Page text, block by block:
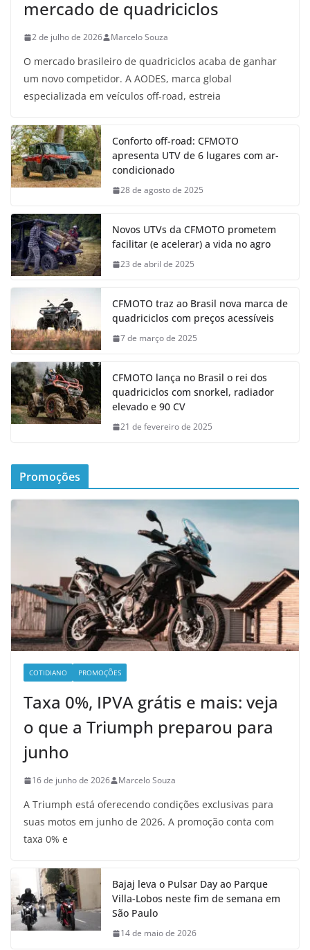
mercado de quadriciclos
2 de julho de 2026 Marcelo Souza
O mercado brasileiro de quadriciclos acaba de ganhar
um novo competidor. A AODES, marca global
especializada em veículos off-road, estreia
Conforto off-road: CFMOTO
apresenta UTV de 6 lugares com ar-
condicionado
28 de agosto de 2025
Novos UTVs da CFMOTO prometem
facilitar (e acelerar) a vida no agro
23 de abril de 2025
CFMOTO traz ao Brasil nova marca de
quadriciclos com preços acessíveis
7 de março de 2025
CFMOTO lança no Brasil o rei dos
quadriciclos com snorkel, radiador
elevado e 90 CV
21 de fevereiro de 2025
Promoções
COTIDIANO PROMOÇÕES
Taxa 0%, IPVA grátis e mais: veja
o que a Triumph preparou para
junho
16 de junho de 2026 Marcelo Souza
A Triumph está oferecendo condições exclusivas para
suas motos em junho de 2026. A promoção conta com
taxa 0% e
Bajaj leva o Pulsar Day ao Parque
Villa-Lobos neste fim de semana em
São Paulo
14 de maio de 2026